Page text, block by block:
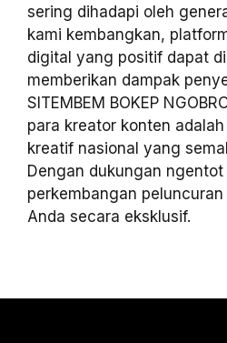
sering dihadapi oleh
kami kembangkan,
digital yang positif dapat
memberikan dampak
SITEMBEM BOKEP
para kreator konten
kreatif nasional yang
Dengan dukungan
perkembangan
Anda secara eksklusif.